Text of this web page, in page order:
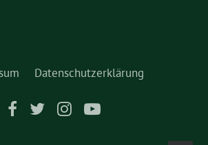
Datenschutzerklärung